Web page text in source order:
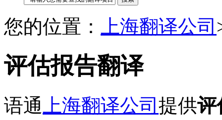
您的位置： 上海翻译公司
评估报告翻译
语通 上海翻译公司 提供评